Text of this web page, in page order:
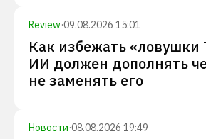
Review·09.08.2026 15:01
Как избежать «ловушки
ИИ должен дополнять
не заменять его
Новости·08.08.2026 19:49